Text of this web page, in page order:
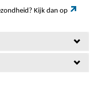
Kijk dan op